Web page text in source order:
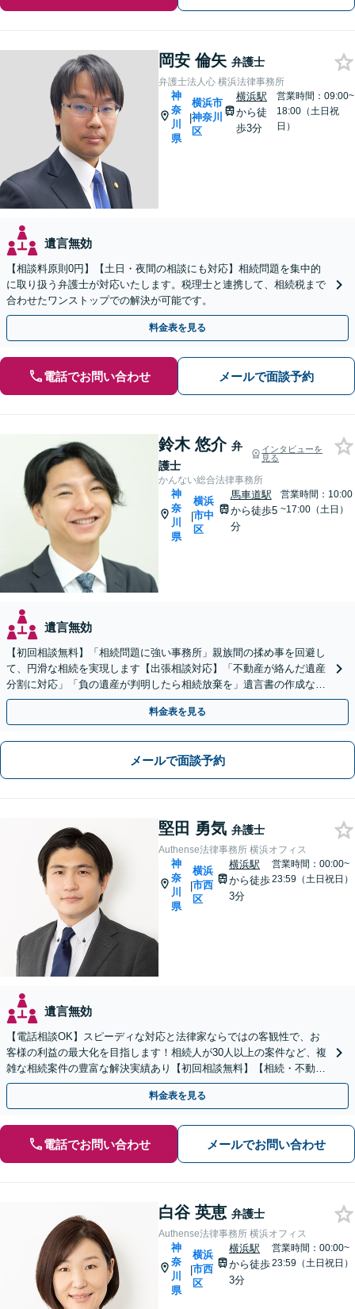
岡安 倫矢 弁護士
弁護士法人心 横浜法律事務所
神
奈
川
県
|
横浜市
神奈川
区
横浜駅
から徒
歩3分
営業時間：09:00~
18:00（土日祝
日）
遺言無効
【相談料原則0円】【土日・夜間の相談にも対応】相続問題を集中的
に取り扱う弁護士が対応いたします。税理士と連携して、相続税まで
合わせたワンストップでの解決が可能です。
料金表を見る
電話でお問い合わせ メールで面談予約
鈴木 悠介 弁
護士
インタビューを
見る
かんない総合法律事務所
神
奈
川
県
|
横浜
市中
区
馬車道駅
から徒歩5
分
営業時間：10:00
~17:00（土日）
遺言無効
【初回相談無料】「相続問題に強い事務所」親族間の揉め事を回避し
て、円滑な相続を実現します【出張相談対応】「不動産が絡んだ遺産
分割に対応」「負の遺産が判明したら相続放棄を」遺言書の作成など
生前対策もお任せ【バリアフリー】【休日・夜間相談あり】
料金表を見る
メールで面談予約
堅田 勇気 弁護士
Authense法律事務所 横浜オフィス
神
奈
川
県
|
横浜
市西
区
横浜駅
から徒歩
3分
営業時間：00:00~
23:59（土日祝日）
遺言無効
【電話相談OK】スピーディな対応と法律家ならではの客観性で、お
客様の利益の最大化を目指します！相続人が30人以上の案件など、複
雑な相続案件の豊富な解決実績あり【初回相談無料】【相続・不動産
法務】【完全個室対応】【バリアフリー対応】
料金表を見る
電話でお問い合わせ メールでお問い合わせ
白谷 英恵 弁護士
Authense法律事務所 横浜オフィス
神
奈
川
県
|
横浜
市西
区
横浜駅
から徒歩
3分
営業時間：00:00~
23:59（土日祝日）